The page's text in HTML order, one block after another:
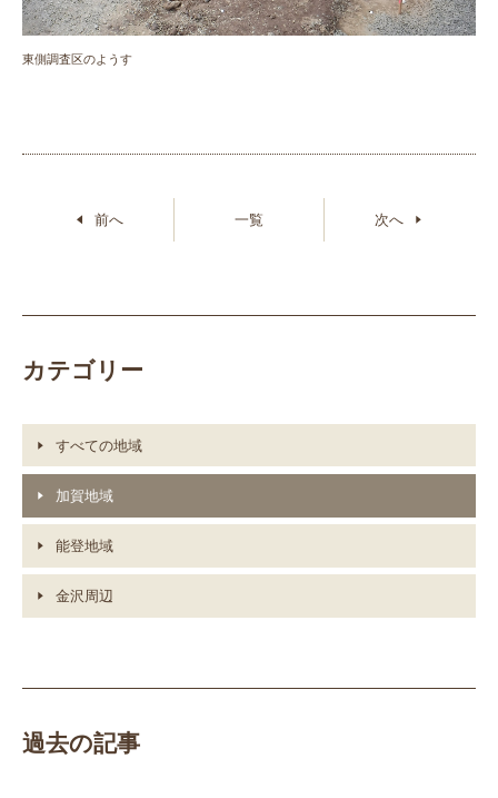
東側調査区のようす
前へ 一覧 次へ
カテゴリー
すべての地域
加賀地域
能登地域
金沢周辺
過去の記事